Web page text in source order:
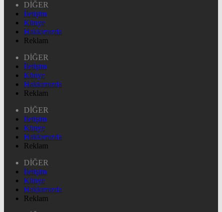
DİĞER
İletişim
Künye
Hakkımızda
Reklam
DİĞER
İletişim
Künye
Hakkımızda
Reklam
DİĞER
İletişim
Künye
Hakkımızda
Reklam
DİĞER
İletişim
Künye
Hakkımızda
Reklam